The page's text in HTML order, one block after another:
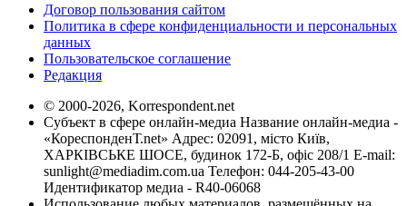
Договор пользования сайтом
Политика в сфере конфиденциальности и персональных
данных
Пользовательское соглашение
Редакция
© 2000-2026, Korrespondent.net
Субъект в сфере онлайн-медиа Название онлайн-медиа -
«КореспонденТ.net» Адрес: 02091, місто Київ,
ХАРКІВСЬКЕ ШОСЕ, будинок 172-Б, офіс 208/1 E-mail:
sunlight@mediadim.com.ua Телефон: 044-205-43-00
Идентификатор медиа - R40-06068